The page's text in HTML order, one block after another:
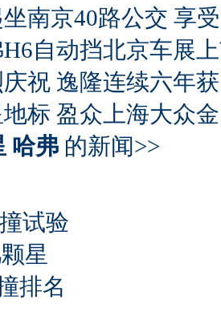
南京40路公交 享
自动挡北京车展
祝 逸隆连续六年
标 盈众上海大众
哈弗 的新闻>>
试验
星
排名